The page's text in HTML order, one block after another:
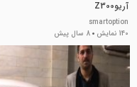
آریوZ300
smartoption
140 نمایش
8 سال پیش